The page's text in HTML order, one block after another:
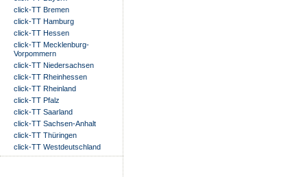
click-TT Bremen
click-TT Hamburg
click-TT Hessen
click-TT Mecklenburg-
Vorpommern
click-TT Niedersachsen
click-TT Rheinhessen
click-TT Rheinland
click-TT Pfalz
click-TT Saarland
click-TT Sachsen-Anhalt
click-TT Thüringen
click-TT Westdeutschland